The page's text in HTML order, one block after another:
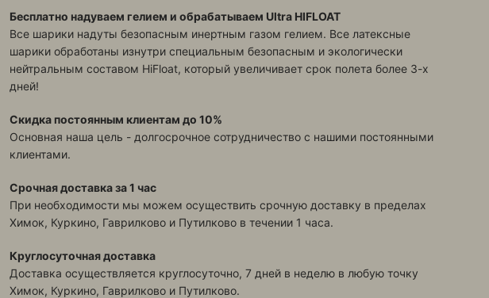
Бесплатно надуваем гелием и обрабатываем Ultra HIFLOAT
Все шарики надуты безопасным инертным газом гелием. Все латексные
шарики обработаны изнутри специальным безопасным и экологически
нейтральным составом HiFloat, который увеличивает срок полета более 3-х
дней!
Скидка постоянным клиентам до 10%
Основная наша цель - долгосрочное сотрудничество с нашими постоянными
клиентами.
Срочная доставка за 1 час
При необходимости мы можем осуществить срочную доставку в пределах
Химок, Куркино, Гаврилково и Путилково в течении 1 часа.
Круглосуточная доставка
Доставка осуществляется круглосуточно, 7 дней в неделю в любую точку
Химок, Куркино, Гаврилково и Путилково.